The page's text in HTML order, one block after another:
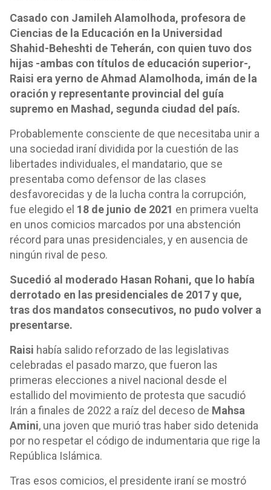
Casado con Jamileh Alamolhoda, profesora de
Ciencias de la Educación en la Universidad
Shahid-Beheshti de Teherán, con quien tuvo dos
hijas -ambas con títulos de educación superior-,
Raisi era yerno de Ahmad Alamolhoda, imán de la
oración y representante provincial del guía
supremo en Mashad, segunda ciudad del país.
Probablemente consciente de que necesitaba unir a
una sociedad iraní dividida por la cuestión de las
libertades individuales, el mandatario, que se
presentaba como defensor de las clases
desfavorecidas y de la lucha contra la corrupción,
fue elegido el 18 de junio de 2021 en primera vuelta
en unos comicios marcados por una abstención
récord para unas presidenciales, y en ausencia de
ningún rival de peso.
Sucedió al moderado Hasan Rohani, que lo había
derrotado en las presidenciales de 2017 y que,
tras dos mandatos consecutivos, no pudo volver a
presentarse.
Raisi había salido reforzado de las legislativas
celebradas el pasado marzo, que fueron las
primeras elecciones a nivel nacional desde el
estallido del movimiento de protesta que sacudió
Irán a finales de 2022 a raíz del deceso de Mahsa
Amini, una joven que murió tras haber sido detenida
por no respetar el código de indumentaria que rige la
República Islámica.
Tras esos comicios, el presidente iraní se mostró